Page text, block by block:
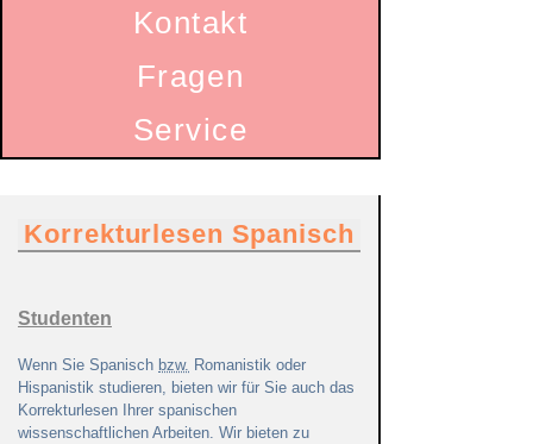
Kontakt
Fragen
Service
Korrekturlesen Spanisch
Studenten
Wenn Sie Spanisch bzw. Romanistik oder
Hispanistik studieren, bieten wir für Sie auch das
Korrekturlesen Ihrer spanischen
wissenschaftlichen Arbeiten. Wir bieten zu